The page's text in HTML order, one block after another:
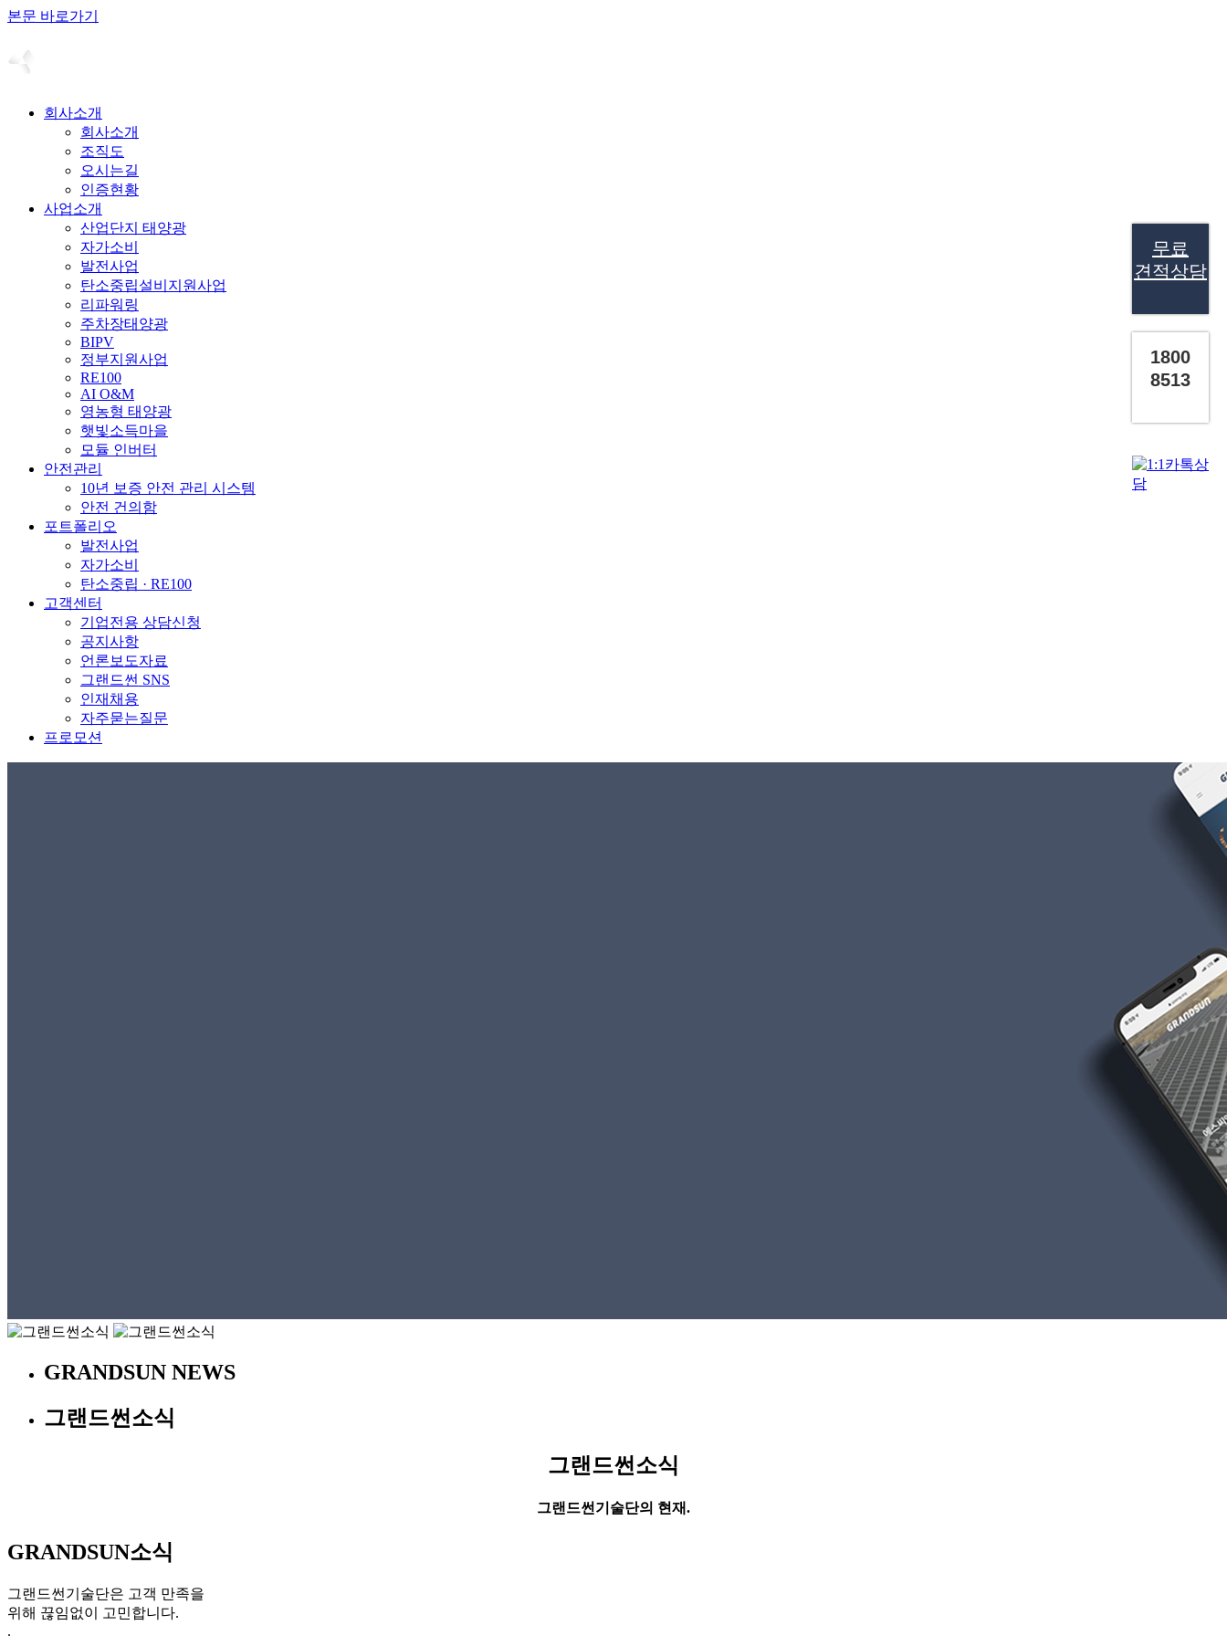
본문 바로가기
회사소개
회사소개
조직도
오시는길
인증현황
사업소개
산업단지 태양광
자가소비
발전사업
탄소중립설비지원사업
리파워링
주차장태양광
BIPV
정부지원사업
RE100
AI O&M
영농형 태양광
햇빛소득마을
모듈 인버터
안전관리
10년 보증 안전 관리 시스템
안전 건의함
포트폴리오
발전사업
자가소비
탄소중립 · RE100
고객센터
기업전용 상담신청
공지사항
언론보도자료
그랜드썬 SNS
인재채용
자주묻는질문
프로모션
GRANDSUN NEWS
그랜드썬소식
그랜드썬소식
그랜드썬기술단의 현재.
GRANDSUN소식
그랜드썬기술단은 고객 만족을
위해 끊임없이 고민합니다.
.
무료
견적상담
1800
8513